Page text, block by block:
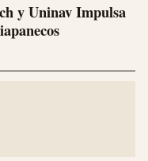
y Uninav Impulsa